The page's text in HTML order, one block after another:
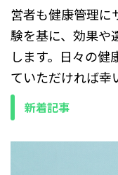
営者も健康管理に
験を基に、効果や
します。日々の健
ていただければ幸
新着記事